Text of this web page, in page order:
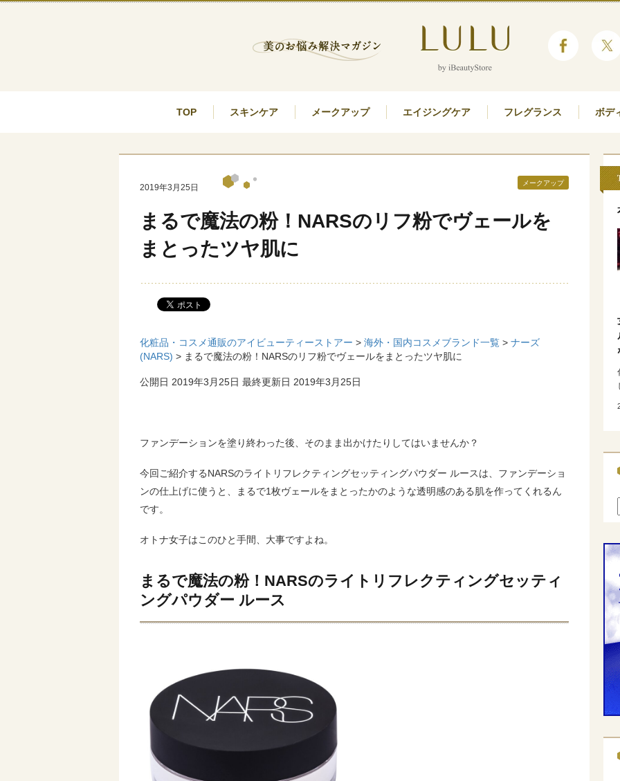
TOP スキンケア メークアップ エイジングケア フレグランス ボデ
2019年3月25日 メークアップ
まるで魔法の粉！NARSのリフ粉でヴェールを
まとったツヤ肌に
化粧品・コスメ通販のアイビューティーストアー > 海外・国内コスメブランド一覧 > ナーズ
(NARS) > まるで魔法の粉！NARSのリフ粉でヴェールをまとったツヤ肌に
公開日 2019年3月25日 最終更新日 2019年3月25日
ファンデーションを塗り終わった後、そのまま出かけたりしてはいませんか？
今回ご紹介するNARSのライトリフレクティングセッティングパウダー ルースは、ファンデーショ
ンの仕上げに使うと、まるで1枚ヴェールをまとったかのような透明感のある肌を作ってくれるん
です。
オトナ女子はこのひと手間、大事ですよね。
まるで魔法の粉！NARSのライトリフレクティングセッティ
ングパウダー ルース